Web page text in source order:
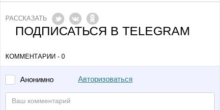
РАССКАЗАТЬ
ПОДПИСАТЬСЯ В TELEGRAM
КОММЕНТАРИИ - 0
Анонимно Авторизоваться